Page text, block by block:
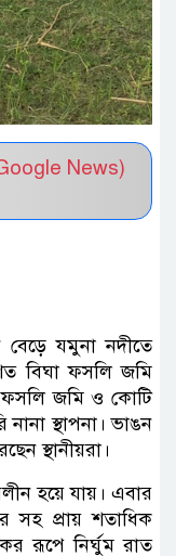
News)
যমুনা নদীতে
বিঘা ফসলি জমি
জমি ও কোটি
স্থাপনা। ভাঙন
স্থানীয়রা।
হয়ে যায়। এবার
সহ প্রায় শতাধিক
রূপে নির্ঘুম রাত